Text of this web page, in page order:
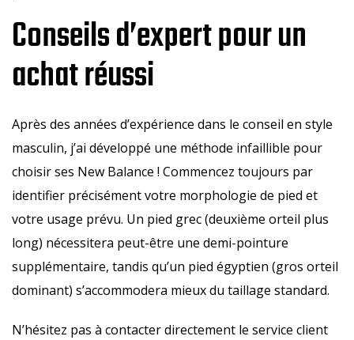
Conseils d’expert pour un
achat réussi
Après des années d’expérience dans le conseil en style
masculin, j’ai développé une méthode infaillible pour
choisir ses New Balance ! Commencez toujours par
identifier précisément votre morphologie de pied et
votre usage prévu. Un pied grec (deuxième orteil plus
long) nécessitera peut-être une demi-pointure
supplémentaire, tandis qu’un pied égyptien (gros orteil
dominant) s’accommodera mieux du taillage standard.
N’hésitez pas à contacter directement le service client